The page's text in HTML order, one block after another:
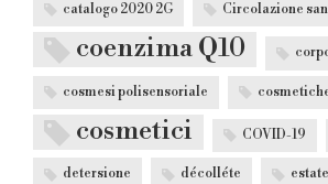
catalogo 2020 2G Circolazione
coenzima Q10
cosmesi polisensoriale
cosmetici COVID-19
detersione décolléte estate